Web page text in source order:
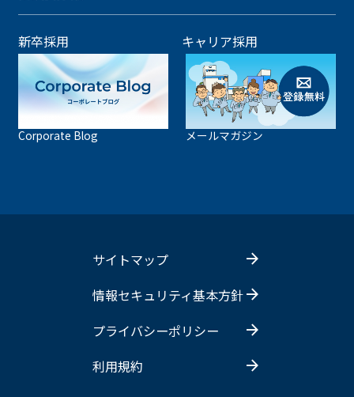
新卒採用 キャリア採用
Corporate Blog メールマガジン
サイトマップ
情報セキュリティ基本方針
プライバシーポリシー
利用規約